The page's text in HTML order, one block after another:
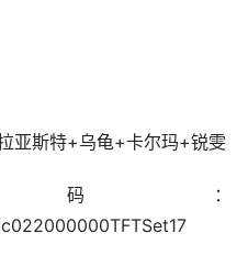
亚斯特+乌龟+卡尔玛+锐雯
：